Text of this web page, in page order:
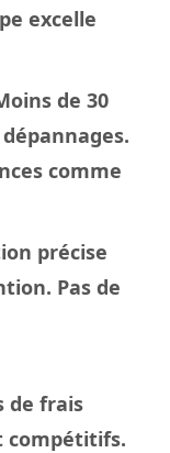
excelle
de 30
comme
précise
Pas de
de frais
compétitifs.